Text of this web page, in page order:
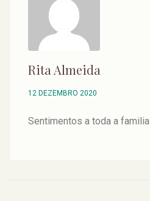
Rita Almeida
12 DEZEMBRO 2020
Sentimentos a toda a familia